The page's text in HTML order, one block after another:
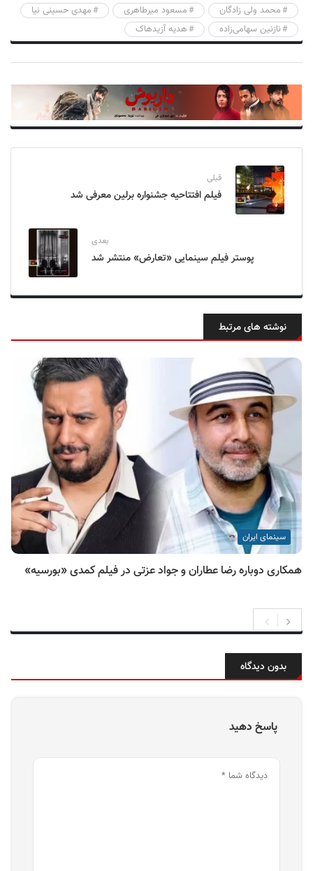
محمد ولی زادگان
مسعود میرطاهری
مهدی حسینی نیا
نازنین سهامی‌زاده
هدیه آزیدهاک
قبلی
فیلم افتتاحیه جشنواره برلین معرفی شد
بعدی
پوستر فیلم سینمایی «تعارض» منتشر شد
نوشته های مرتبط
سینمای ایران
همکاری دوباره رضا عطاران و جواد عزتی در فیلم کمدی «بورسیه»
بدون دیدگاه
پاسخ دهید